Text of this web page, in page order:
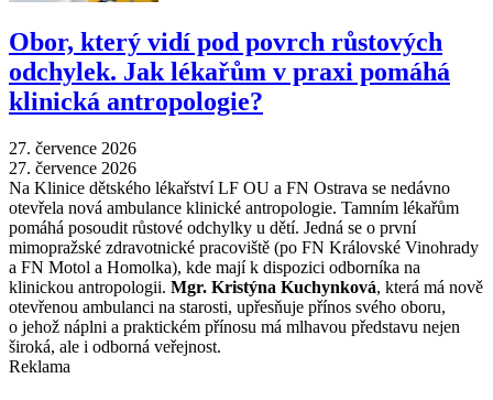
Obor, který vidí pod povrch růstových
odchylek. Jak lékařům v praxi pomáhá
klinická antropologie?
27. července 2026
27. července 2026
Na Klinice dětského lékařství LF OU a FN Ostrava se nedávno
otevřela nová ambulance klinické antropologie. Tamním lékařům
pomáhá posoudit růstové odchylky u dětí. Jedná se o první
mimopražské zdravotnické pracoviště (po FN Královské Vinohrady
a FN Motol a Homolka), kde mají k dispozici odborníka na
klinickou antropologii. Mgr. Kristýna Kuchynková, která má nově
otevřenou ambulanci na starosti, upřesňuje přínos svého oboru,
o jehož náplni a praktickém přínosu má mlhavou představu nejen
široká, ale i odborná veřejnost.
Reklama